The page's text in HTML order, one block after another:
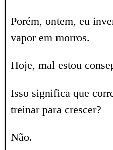
Porém, ontem, eu
vapor em morros.
Hoje, mal estou
Isso significa que
treinar para crescer?
Não.